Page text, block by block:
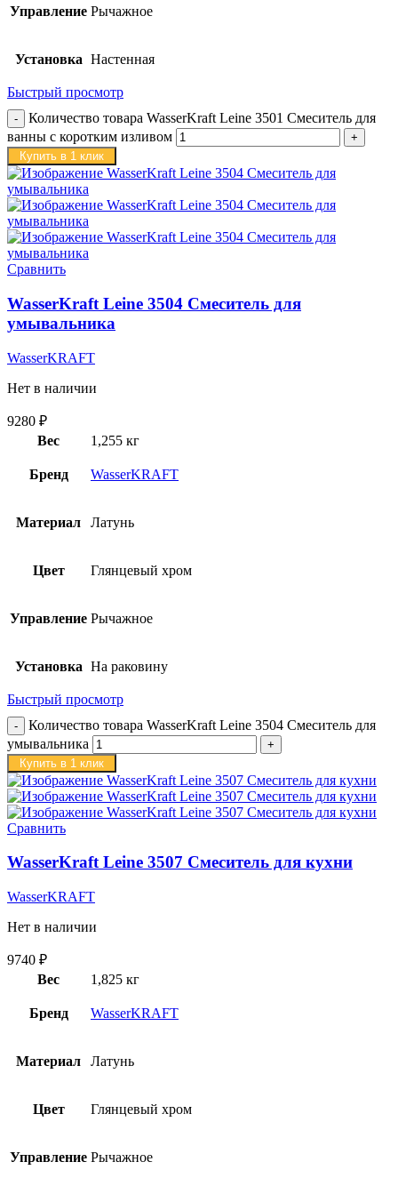
Управление Рычажное
Установка Настенная
Быстрый просмотр
Количество товара WasserKraft Leine 3501 Смеситель для
ванны с коротким изливом
Купить в 1 клик
Сравнить
WasserKraft Leine 3504 Смеситель для
умывальника
WasserKRAFT
Нет в наличии
9280 ₽
Вес
1,255 кг
Бренд WasserKRAFT
Материал Латунь
Цвет Глянцевый хром
Управление Рычажное
Установка На раковину
Быстрый просмотр
Количество товара WasserKraft Leine 3504 Смеситель для
умывальника
Купить в 1 клик
Сравнить
WasserKraft Leine 3507 Смеситель для кухни
WasserKRAFT
Нет в наличии
9740 ₽
Вес
1,825 кг
Бренд WasserKRAFT
Материал Латунь
Цвет Глянцевый хром
Управление Рычажное